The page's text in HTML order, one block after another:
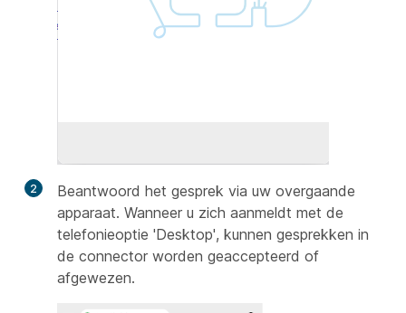
2
Beantwoord het gesprek via uw overgaande
apparaat. Wanneer u zich aanmeldt met de
telefonieoptie 'Desktop', kunnen gesprekken in
de connector worden geaccepteerd of
afgewezen.